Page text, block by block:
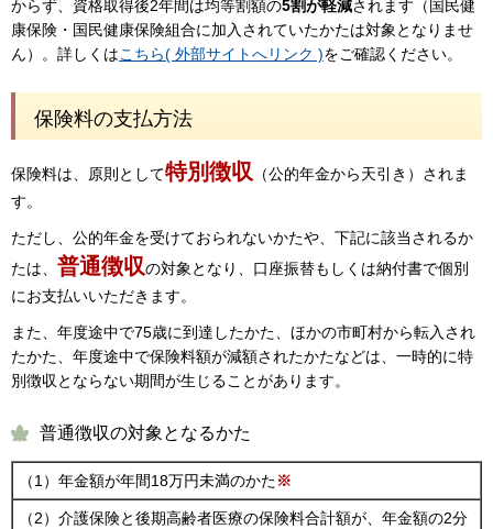
からず、資格取得後2年間は均等割額の5割が軽減されます（国民健
康保険・国民健康保険組合に加入されていたかたは対象となりませ
ん）。詳しくはこちら( 外部サイトへリンク )をご確認ください。
保険料の支払方法
保険料は、原則として特別徴収
（公的年金から天引き）されま
す。
ただし、公的年金を受けておられないかたや、下記に該当されるか
たは、 普通徴収の対象となり、口座振替もしくは納付書で個別
にお支払いいただきます。
また、年度途中で75歳に到達したかた、ほかの市町村から転入され
たかた、年度途中で保険料額が減額されたかたなどは、一時的に特
別徴収とならない期間が生じることがあります。
普通徴収の対象となるかた
（1）年金額が年間18万円未満のかた※
（2）介護保険と後期高齢者医療の保険料合計額が、年金額の2分